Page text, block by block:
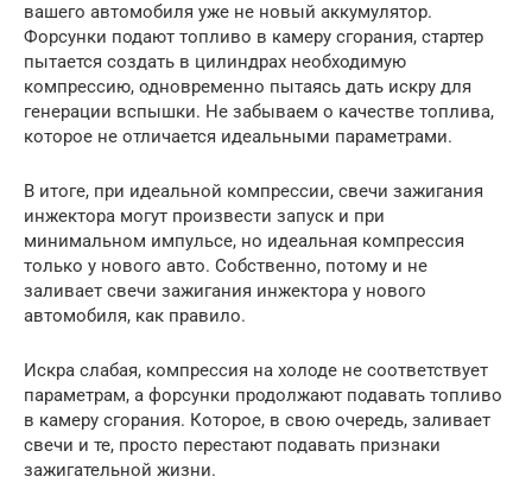
вашего автомобиля уже не новый аккумулятор.
Форсунки подают топливо в камеру сгорания, стартер
пытается создать в цилиндрах необходимую
компрессию, одновременно пытаясь дать искру для
генерации вспышки. Не забываем о качестве топлива,
которое не отличается идеальными параметрами.
В итоге, при идеальной компрессии, свечи зажигания
инжектора могут произвести запуск и при
минимальном импульсе, но идеальная компрессия
только у нового авто. Собственно, потому и не
заливает свечи зажигания инжектора у нового
автомобиля, как правило.
Искра слабая, компрессия на холоде не соответствует
параметрам, а форсунки продолжают подавать топливо
в камеру сгорания. Которое, в свою очередь, заливает
свечи и те, просто перестают подавать признаки
зажигательной жизни.